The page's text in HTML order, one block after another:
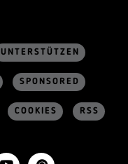
UNTERSTÜTZEN
SPONSORED
COOKIES RSS